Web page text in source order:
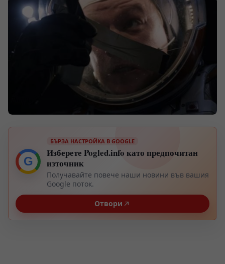
G
БЪРЗА НАСТРОЙКА В GOOGLE
Изберете Pogled.info като предпочитан
източник
Получавайте повече наши новини във вашия
Google поток.
Отвори